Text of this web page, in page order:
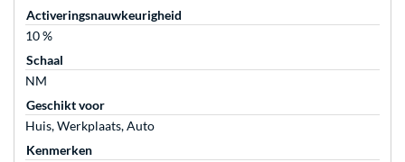
Activeringsnauwkeurigheid
10 %
Schaal
NM
Geschikt voor
Huis, Werkplaats, Auto
Kenmerken